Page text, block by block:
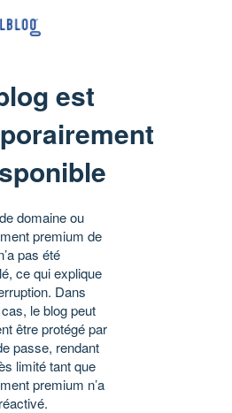
est
domaine ou
premium de
pas été
ce qui explique
Dans
le blog peut
être protégé par
passe, rendant
limité tant que
premium n’a